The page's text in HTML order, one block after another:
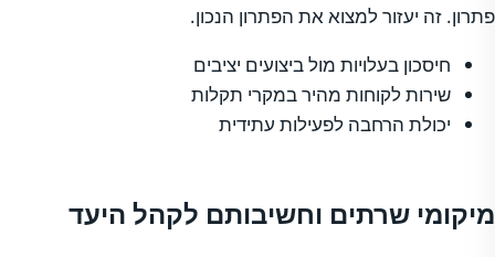
פתרון. זה יעזור למצוא את הפתרון הנכון.
חיסכון בעלויות מול ביצועים יציבים
שירות לקוחות מהיר במקרי תקלות
יכולת הרחבה לפעילות עתידית
מיקומי שרתים וחשיבותם לקהל היעד